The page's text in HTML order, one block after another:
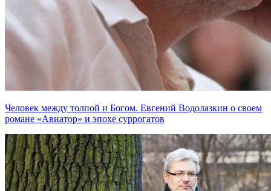
Человек между толпой и Богом. Евгений Водолазкин о своем
романе «Авиатор» и эпохе суррогатов